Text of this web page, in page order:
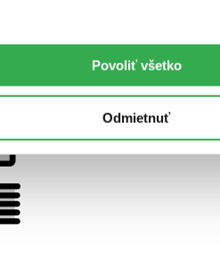
Povoliť všetko
Odmietnuť